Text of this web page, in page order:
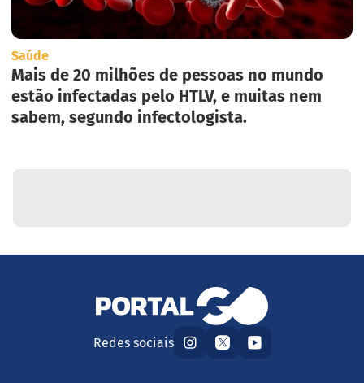
Saúde
Mais de 20 milhões de pessoas no mundo
estão infectadas pelo HTLV, e muitas nem
sabem, segundo infectologista.
Redes sociais